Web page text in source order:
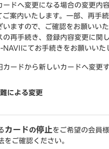
ードへ変更になる場合の変更内
ご案内いたします。一部、再手
ますので、ご確認をお願いいた
の再手続き、登録内容変更に関
にてお手続きをお願いいた
カードから新しいカードへ変更
による変更
カード の停止をご希望の会員
をご確認ください。